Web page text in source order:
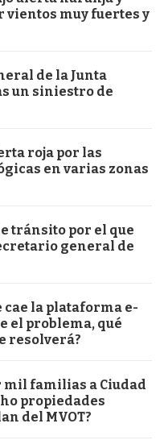
muy fuertes y
de la Junta
un siniestro de
roja por las
en varias zonas
tránsito por el que
general de
cae la plataforma e-
el problema, qué
resolverá?
familias a Ciudad
propiedades
del MVOT?